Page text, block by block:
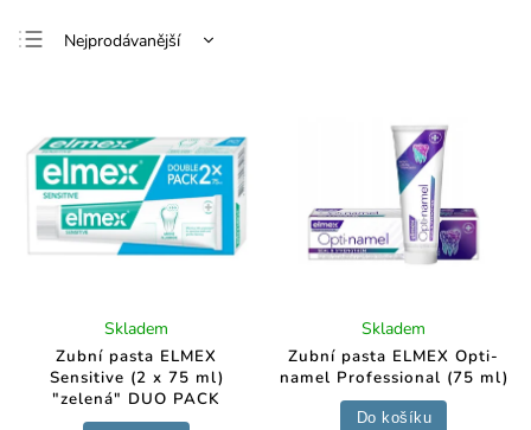
Nejprodávanější
Abecedně
Zubní pasta ELMEX
Sensitive (2 x 75 ml)
"zelená" DUO PACK
Skladem
Zubní pasta ELMEX Opti-
namel Professional (75 ml)
Skladem
Do košíku